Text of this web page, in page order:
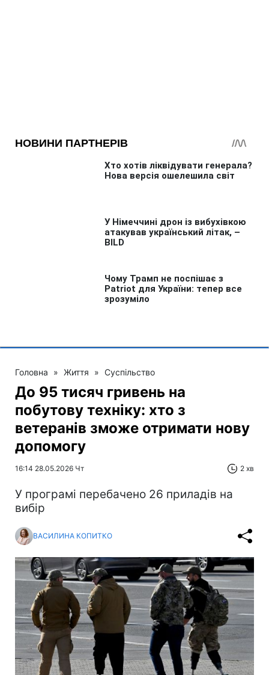
Головна » Життя » Суспільство
До 95 тисяч гривень на
побутову техніку: хто з
ветеранів зможе отримати нову
допомогу
16:14 28.05.2026 Чт 2 хв
У програмі перебачено 26 приладів на
вибір
ВАСИЛИНА КОПИТКО